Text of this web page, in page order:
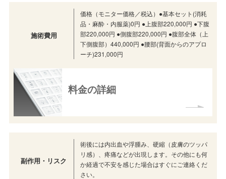
施術費用
価格（モニター価格／税込）●基本セット(消耗
品・麻酔・内服薬)0円 ●上腹部220,000円 ●下腹
部220,000円 ●側腹部220,000円 ●腹部全体（上
下側腹部）440,000円 ●腰部(背面からのアプロ
ーチ)231,000円
料金の詳細
副作用・リスク
術後には内出血や浮腫み、硬縮（皮膚のツッパ
リ感）、疼痛などが出現します。その他にも何
か経過で不安を感じた場合はすぐにご連絡くだ
さい。